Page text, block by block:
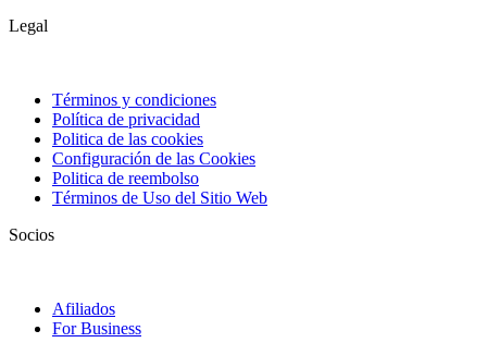
Legal
Términos y condiciones
Política de privacidad
Politica de las cookies
Configuración de las Cookies
Politica de reembolso
Términos de Uso del Sitio Web
Socios
Afiliados
For Business